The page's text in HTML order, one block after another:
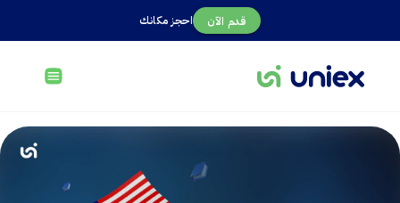
احجز مكانك قدم الآن